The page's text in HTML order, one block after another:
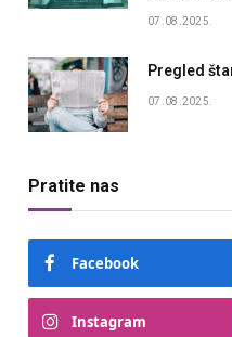
07.08.2025.
Pregled
07.08.2025.
Pratite nas
Facebook
Instagram